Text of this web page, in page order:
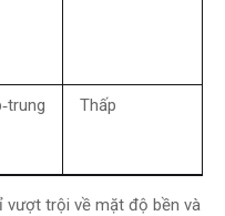
Thấp
vượt trội về mặt độ bền và